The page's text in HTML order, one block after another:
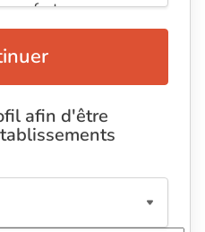
afin d'être